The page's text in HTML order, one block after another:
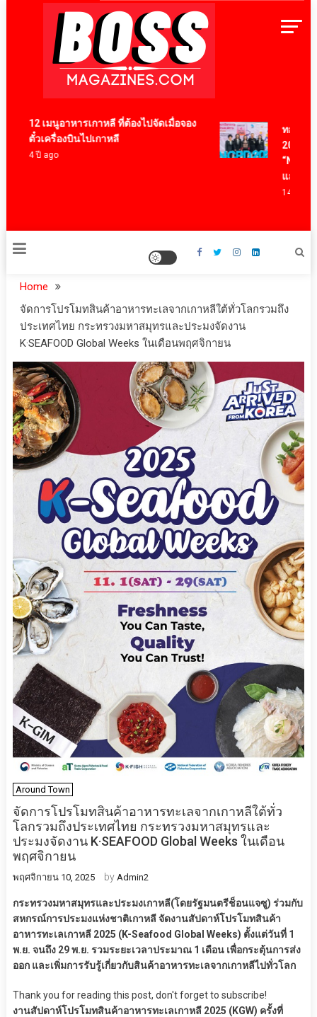
BossMagazinesThailand
12 เมนูอาหารเกาหลี ที่ต้องไปจัดเมื่อจอง
ตั๋วเครื่องบินไปเกาหลี
4 ปี ago
ทองก้อนให
2026 นำน
และคนพิก
14 ชั่วโมง
Home
จัดการโปรโมทสินค้าอาหารทะเลจากเกาหลีใต้ทั่วโลกรวมถึง
ประเทศไทย กระทรวงมหาสมุทรและประมงจัดงาน
K·SEAFOOD Global Weeks ในเดือนพฤศจิกายน
Around Town
จัดการโปรโมทสินค้าอาหารทะเลจากเกาหลีใต้ทั่ว
โลกรวมถึงประเทศไทย กระทรวงมหาสมุทรและ
ประมงจัดงาน K·SEAFOOD Global Weeks ในเดือน
พฤศจิกายน
พฤศจิกายน 10, 2025 by Admin2
กระทรวงมหาสมุทรและประมงเกาหลี(โดยรัฐมนตรีช็อนแจซู) ร่วมกับ
สหกรณ์การประมงแห่งชาติเกาหลี จัดงานสัปดาห์โปรโมทสินค้า
อาหารทะเลเกาหลี 2025 (K-Seafood Global Weeks) ตั้งแต่วันที่ 1
พ.ย. จนถึง 29 พ.ย. รวมระยะเวลาประมาณ 1 เดือน เพื่อกระตุ้นการส่ง
ออก และเพิ่มการรับรู้เกี่ยวกับสินค้าอาหารทะเลจากเกาหลีไปทั่วโลก
Thank you for reading this post, don't forget to subscribe!
งานสัปดาห์โปรโมทสินค้าอาหารทะเลเกาหลี 2025 (KGW) ครั้งที่